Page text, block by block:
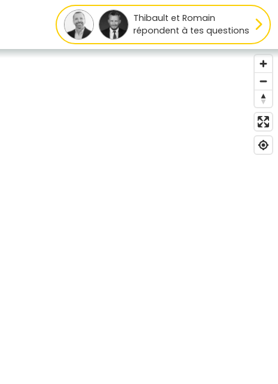
Thibault et Romain
répondent à tes questions